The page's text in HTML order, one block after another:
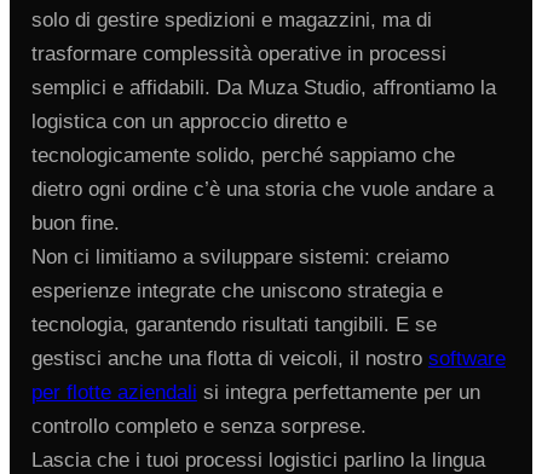
solo di gestire spedizioni e magazzini, ma di
trasformare complessità operative in processi
semplici e affidabili. Da Muza Studio, affrontiamo la
logistica con un approccio diretto e
tecnologicamente solido, perché sappiamo che
dietro ogni ordine c’è una storia che vuole andare a
buon fine.
Non ci limitiamo a sviluppare sistemi: creiamo
esperienze integrate che uniscono strategia e
tecnologia, garantendo risultati tangibili. E se
gestisci anche una flotta di veicoli, il nostro software
per flotte aziendali si integra perfettamente per un
controllo completo e senza sorprese.
Lascia che i tuoi processi logistici parlino la lingua